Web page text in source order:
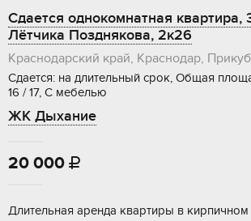
Сдается однокомнатная квартира,
Лётчика Позднякова, 2к26
Краснодарский край, Краснодар,
Сдается: на длительный срок, Общая
16 / 17, С мебелью
ЖК Дыхание
20 000 
Длительная аренда квартиры в кирпичном